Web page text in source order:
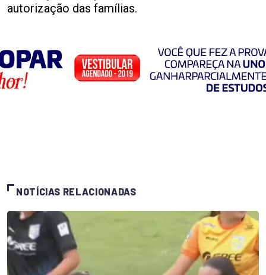
autorização das famílias.
NOTÍCIAS RELACIONADAS